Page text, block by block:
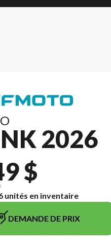
2026
$
unités en inventaire
DEMANDE DE PRIX